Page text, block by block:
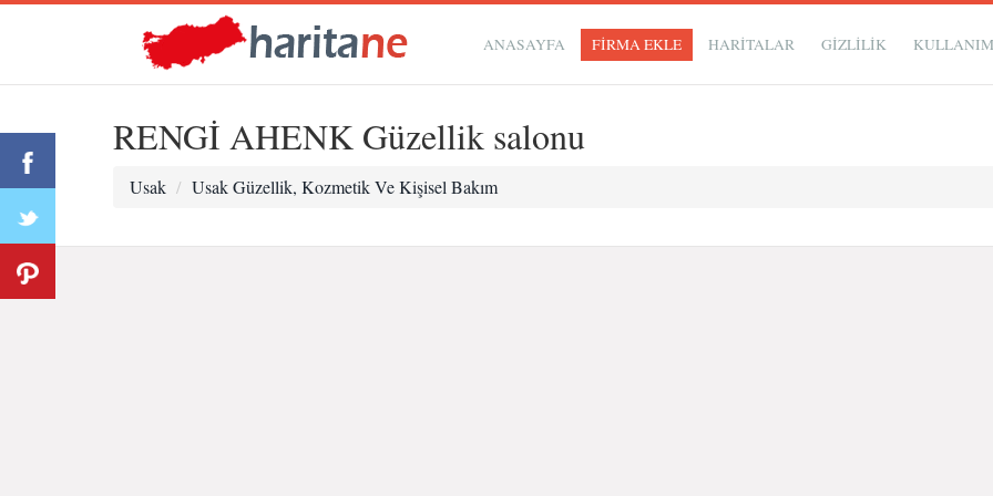
ANASAYFA FİRMA EKLE HARİTALAR GIZLILIK
RENGİ AHENK Güzellik salonu
Usak Usak Güzellik, Kozmetik Ve Kişisel Bakım